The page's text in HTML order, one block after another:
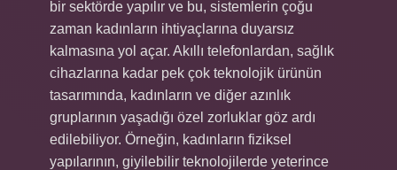
bir sektörde yapılır ve bu, sistemlerin çoğu
zaman kadınların ihtiyaçlarına duyarsız
kalmasına yol açar. Akıllı telefonlardan, sağlık
cihazlarına kadar pek çok teknolojik ürünün
tasarımında, kadınların ve diğer azınlık
gruplarının yaşadığı özel zorluklar göz ardı
edilebiliyor. Örneğin, kadınların fiziksel
yapılarının, giyilebilir teknolojilerde yeterince